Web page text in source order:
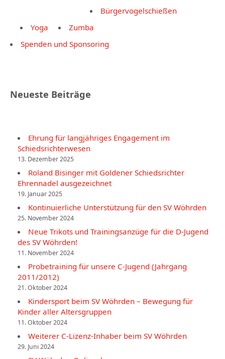
Bürgervogelschießen
Yoga
Zumba
Spenden und Sponsoring
Neueste Beiträge
Ehrung für langjähriges Engagement im
Schiedsrichterwesen
13. Dezember 2025
Roland Bisinger mit Goldener Schiedsrichter
Ehrennadel ausgezeichnet
19. Januar 2025
Kontinuierliche Unterstützung für den SV Wöhrden
25. November 2024
Neue Trikots und Trainingsanzüge für die D-Jugend
des SV Wöhrden!
11. November 2024
Probetraining für unsere C-Jugend (Jahrgang
2011/2012)
21. Oktober 2024
Kindersport beim SV Wöhrden – Bewegung für
Kinder aller Altersgruppen
11. Oktober 2024
Weiterer C-Lizenz-Inhaber beim SV Wöhrden
29. Juni 2024